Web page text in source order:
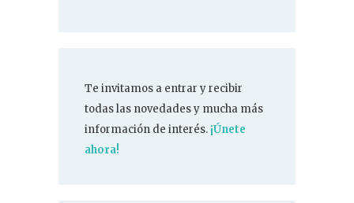
Te invitamos a entrar y recibir
todas las novedades y mucha más
información de interés. ¡Únete
ahora!